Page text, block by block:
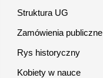
Struktura UG
Zamówienia publiczne
Rys historyczny
Kobiety w nauce